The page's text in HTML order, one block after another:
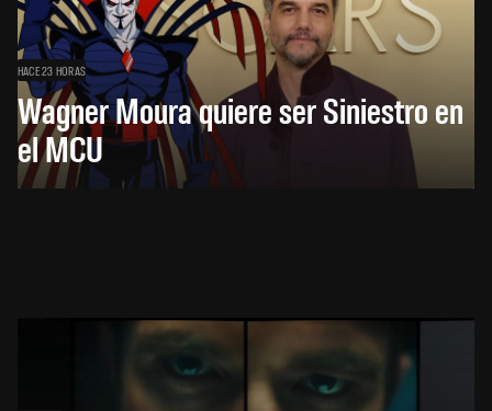
HACE 23 HORAS
Wagner Moura quiere ser Siniestro en
el MCU